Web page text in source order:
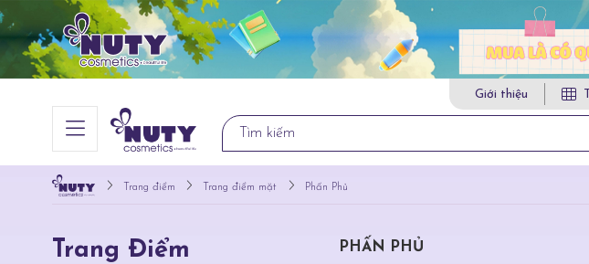
Giới thiệu
Trang điểm Trang điểm mặt Phấn Phủ
Trang Điểm PHẤN PHỦ